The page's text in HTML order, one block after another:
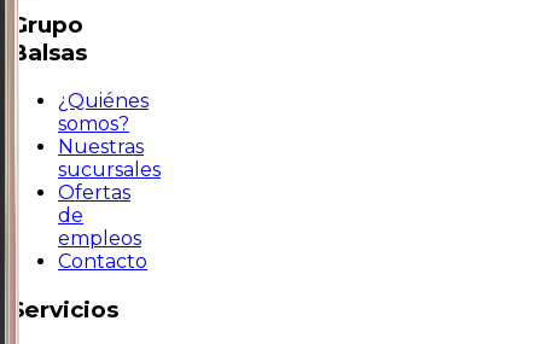
Grupo
Balsas
¿Quiénes
somos?
Nuestras
sucursales
Ofertas
de
empleos
Contacto
Servicios